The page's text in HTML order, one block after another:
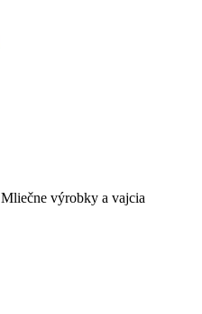
Mliečne výrobky a vajcia